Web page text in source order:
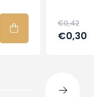
€0,42
€0,30